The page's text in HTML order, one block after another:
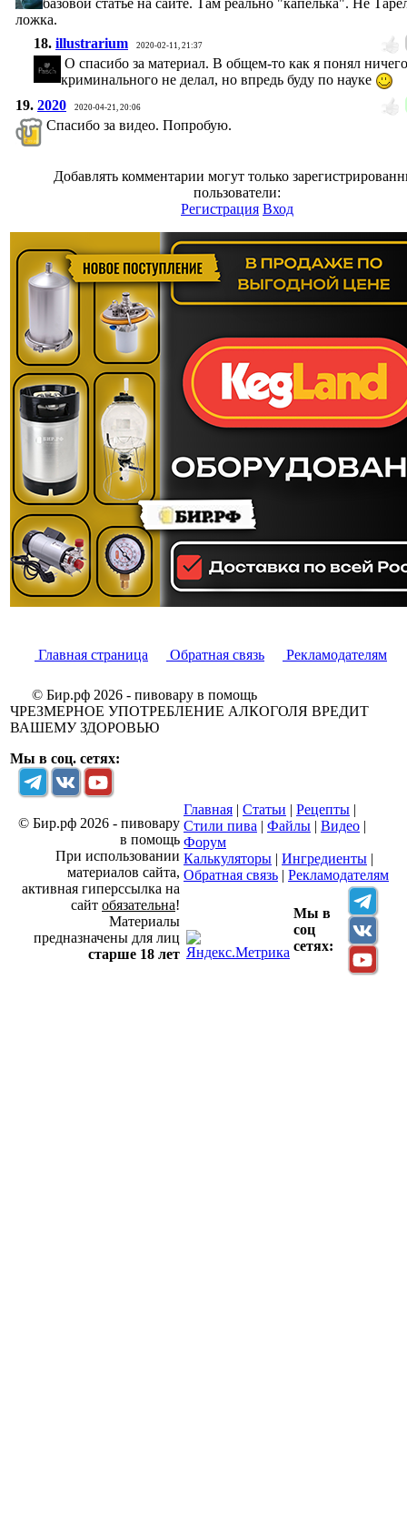
базовой статье на сайте. Там реально "капелька". Не
ложка.
18. illustrarium 2020-02-11, 21:37
О спасибо за материал. В общем-то как я понял ничего
криминального не делал, но впредь буду по науке
19. 2020 2020-04-21, 20:06
Спасибо за видео. Попробую.
Добавлять комментарии могут только
пользователи:
Регистрация Вход
Главная страница Обратная связь Рекламодателям
© Бир.рф 2026 - пивовару в помощь
ЧРЕЗМЕРНОЕ УПОТРЕБЛЕНИЕ АЛКОГОЛЯ ВРЕДИТ
ВАШЕМУ ЗДОРОВЬЮ
Мы в соц. сетях:
© Бир.рф 2026 - пивовару
в помощь
При использовании
материалов сайта,
активная гиперссылка на
сайт обязательна!
Материалы
предназначены для лиц
старше 18 лет
Главная | Статьи | Рецепты |
Стили пива | Файлы | Видео |
Форум
Калькуляторы | Ингредиенты |
Обратная связь | Рекламодателям
Мы в
соц
сетях: